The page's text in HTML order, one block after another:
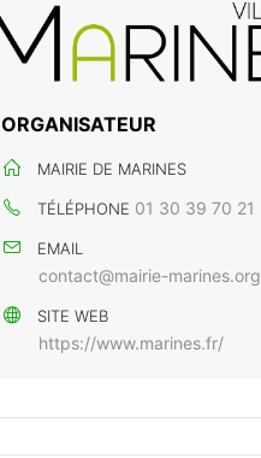
ORGANISATEUR
MAIRIE DE MARINES
TÉLÉPHONE 01 30 39 70 21
EMAIL
contact@mairie-marines.org
SITE WEB
https://www.marines.fr/